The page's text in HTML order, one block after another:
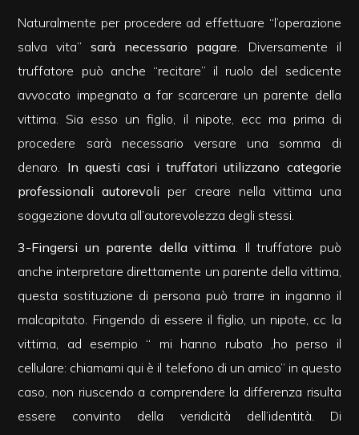
Naturalmente per procedere ad effettuare “l’operazione
salva vita”sarà necessario pagare. Diversamente il
truffatore può anche “recitare” il ruolo del sedicente
avvocato impegnato a far scarcerare un parente della
vittima. Sia esso un figlio, il nipote, ecc ma prima di
procedere sarà necessario versare una somma di
denaro. In questi casi i truffatori utilizzano categorie
professionali autorevoli per creare nella vittima una
soggezione dovuta all’autorevolezza degli stessi.
3-Fingersi un parente della vittima. Il truffatore può
anche interpretare direttamente un parente della vittima,
questa sostituzione di persona può trarre in inganno il
malcapitato. Fingendo di essere il figlio, un nipote, cc la
vittima, ad esempio “ mi hanno rubato ,ho perso il
cellulare: chiamami qui è il telefono di un amico” in questo
caso, non riuscendo a comprendere la differenza risulta
essere convinto della veridicità dell’identità. Di
2
3
4
5
5+
Bagni
minimi
Qualsiasi
1